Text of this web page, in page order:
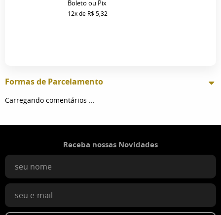
Boleto ou Pix
12xde R$ 5,32
Formas de Parcelamento
Carregando comentários ...
Receba nossas Novidades